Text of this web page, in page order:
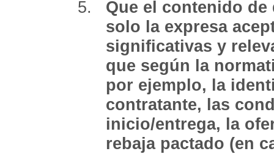
Que el contenido
solo la expresa
significativas y
que según la
por ejemplo, la
contratante, las
inicio/entrega, la
rebaja pactado (en